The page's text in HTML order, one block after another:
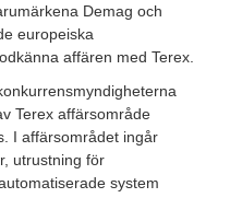
Demag och
europeiska
affären med Terex.
Terex affärsområde
I affärsområdet ingår
utrustning för
system